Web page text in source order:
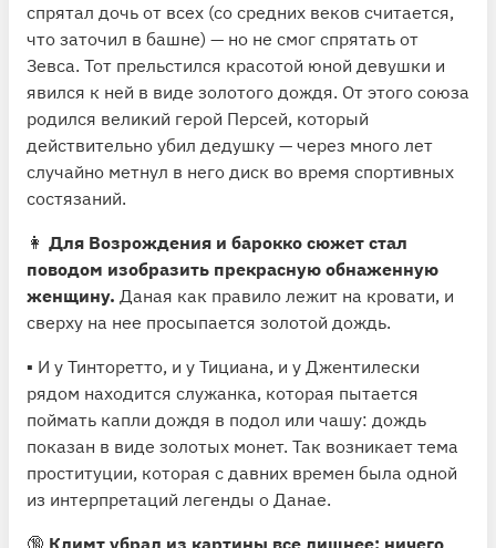
спрятал дочь от всех (со средних веков считается,
что заточил в башне) — но не смог спрятать от
Зевса. Тот прельстился красотой юной девушки и
явился к ней в виде золотого дождя. От этого союза
родился великий герой Персей, который
действительно убил дедушку — через много лет
случайно метнул в него диск во время спортивных
состязаний.
👩 Для Возрождения и барокко сюжет стал
поводом изобразить прекрасную обнаженную
женщину. Даная как правило лежит на кровати, и
сверху на нее просыпается золотой дождь.
▪️ И у Тинторетто, и у Тициана, и у Джентилески
рядом находится служанка, которая пытается
поймать капли дождя в подол или чашу: дождь
показан в виде золотых монет. Так возникает тема
проституции, которая с давних времен была одной
из интерпретаций легенды о Данае.